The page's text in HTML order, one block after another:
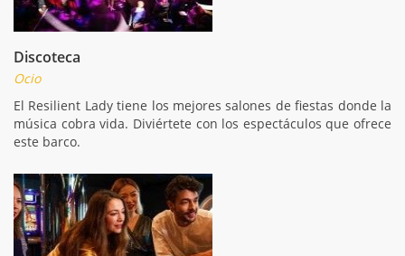
Discoteca
Ocio
El Resilient Lady tiene los mejores salones de fiestas donde la
música cobra vida. Diviértete con los espectáculos que ofrece
este barco.